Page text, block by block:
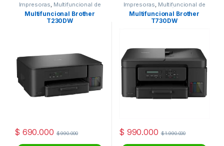
Impresoras, Multifuncional de
inyección
Multifuncional Brother
T230DW
$ 690.000 $990.000
Impresoras, Multifuncional de
inyección
Multifuncional Brother
T730DW
$ 990.000 $1.990.000